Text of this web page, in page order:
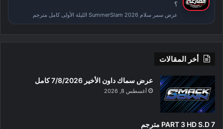
؟
عرض سمر سلام SummerSlam 2026 الليلة الأولى كامل مترجم
أخر المقالات
عرض سماك داون الأخير 7/8/2026 كامل
أغسطس 8, 2026
PART 3 HD S.D 7 مترجم